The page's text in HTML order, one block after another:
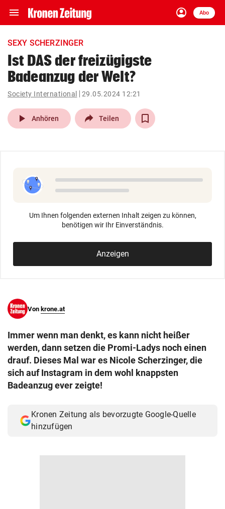
menu Navigation
ein-/ausklappen
account_circle
Anmelden
Abo
close Schließen
account_circle Anmelden
pin_drop
Wien arrow_right
search
eingeben
SEXY SCHERZINGER
Ist DAS der freizügigste
Badeanzug der Welt?
Society International 29.05.2024 12:21
play_arrow Anhören Teilen
Um Ihnen folgenden externen Inhalt zeigen zu können,
benötigen wir Ihr Einverständnis.
Anzeigen
Von krone.at
Immer wenn man denkt, es kann nicht heißer
werden, dann setzen die Promi-Ladys noch einen
drauf. Dieses Mal war es Nicole Scherzinger, die
sich auf Instagram in dem wohl knappsten
Badeanzug ever zeigte!
Kronen Zeitung als bevorzugte Google-Quelle
hinzufügen